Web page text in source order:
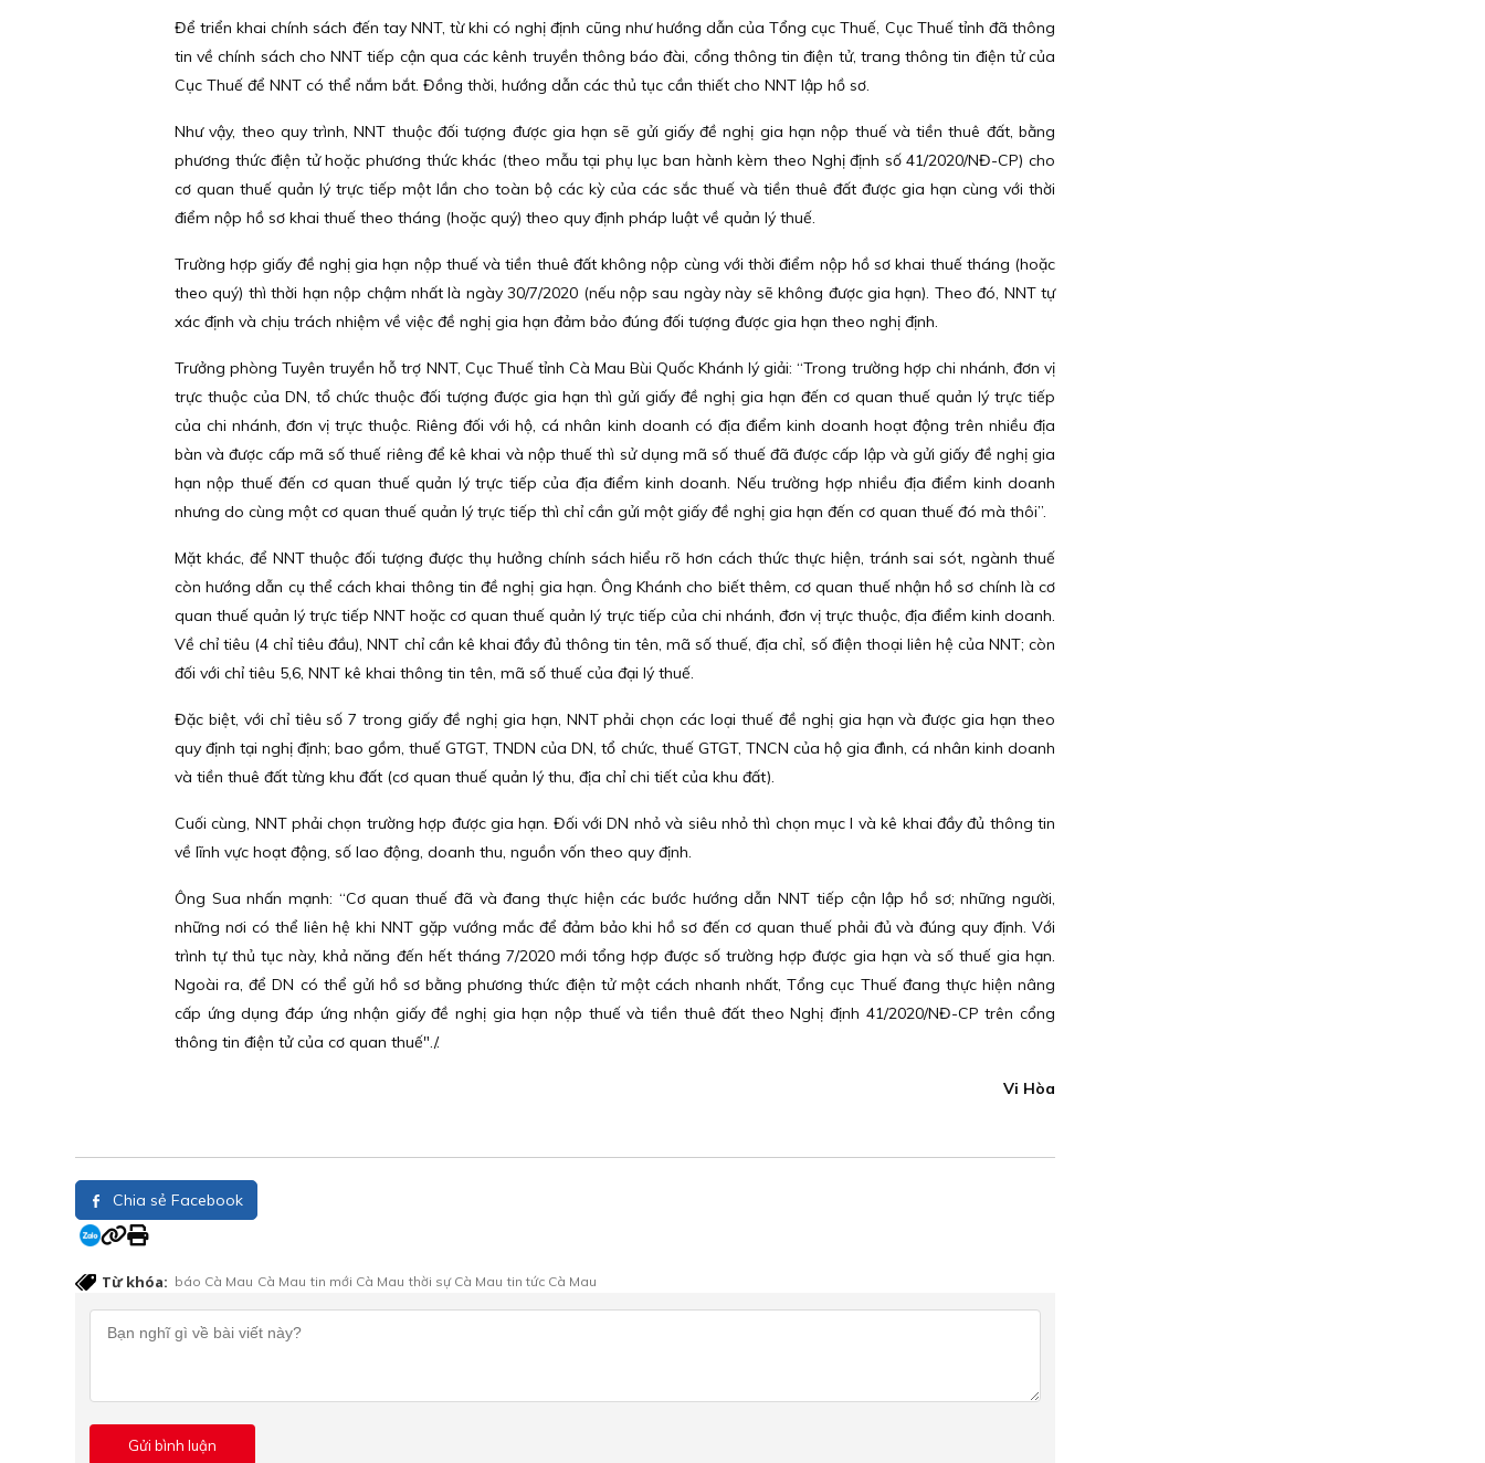
Để triển khai chính sách đến tay NNT, từ khi có nghị định cũng như hướng dẫn của Tổng cục Thuế, Cục Thuế tỉnh đã thông
tin về chính sách cho NNT tiếp cận qua các kênh truyền thông báo đài, cổng thông tin điện tử, trang thông tin điện tử của
Cục Thuế để NNT có thể nắm bắt. Đồng thời, hướng dẫn các thủ tục cần thiết cho NNT lập hồ sơ.
Như vậy, theo quy trình, NNT thuộc đối tượng được gia hạn sẽ gửi giấy đề nghị gia hạn nộp thuế và tiền thuê đất, bằng
phương thức điện tử hoặc phương thức khác (theo mẫu tại phụ lục ban hành kèm theo Nghị định số 41/2020/NĐ-CP) cho
cơ quan thuế quản lý trực tiếp một lần cho toàn bộ các kỳ của các sắc thuế và tiền thuê đất được gia hạn cùng với thời
điểm nộp hồ sơ khai thuế theo tháng (hoặc quý) theo quy định pháp luật về quản lý thuế.
Trường hợp giấy đề nghị gia hạn nộp thuế và tiền thuê đất không nộp cùng với thời điểm nộp hồ sơ khai thuế tháng (hoặc
theo quý) thì thời hạn nộp chậm nhất là ngày 30/7/2020 (nếu nộp sau ngày này sẽ không được gia hạn). Theo đó, NNT tự
xác định và chịu trách nhiệm về việc đề nghị gia hạn đảm bảo đúng đối tượng được gia hạn theo nghị định.
Trưởng phòng Tuyên truyền hỗ trợ NNT, Cục Thuế tỉnh Cà Mau Bùi Quốc Khánh lý giải: “Trong trường hợp chi nhánh, đơn vị
trực thuộc của DN, tổ chức thuộc đối tượng được gia hạn thì gửi giấy đề nghị gia hạn đến cơ quan thuế quản lý trực tiếp
của chi nhánh, đơn vị trực thuộc. Riêng đối với hộ, cá nhân kinh doanh có địa điểm kinh doanh hoạt động trên nhiều địa
bàn và được cấp mã số thuế riêng để kê khai và nộp thuế thì sử dụng mã số thuế đã được cấp lập và gửi giấy đề nghị gia
hạn nộp thuế đến cơ quan thuế quản lý trực tiếp của địa điểm kinh doanh. Nếu trường hợp nhiều địa điểm kinh doanh
nhưng do cùng một cơ quan thuế quản lý trực tiếp thì chỉ cần gửi một giấy đề nghị gia hạn đến cơ quan thuế đó mà thôi”.
Mặt khác, để NNT thuộc đối tượng được thụ hưởng chính sách hiểu rõ hơn cách thức thực hiện, tránh sai sót, ngành thuế
còn hướng dẫn cụ thể cách khai thông tin đề nghị gia hạn. Ông Khánh cho biết thêm, cơ quan thuế nhận hồ sơ chính là cơ
quan thuế quản lý trực tiếp NNT hoặc cơ quan thuế quản lý trực tiếp của chi nhánh, đơn vị trực thuộc, địa điểm kinh doanh.
Về chỉ tiêu (4 chỉ tiêu đầu), NNT chỉ cần kê khai đầy đủ thông tin tên, mã số thuế, địa chỉ, số điện thoại liên hệ của NNT; còn
đối với chỉ tiêu 5,6, NNT kê khai thông tin tên, mã số thuế của đại lý thuế.
Đặc biệt, với chỉ tiêu số 7 trong giấy đề nghị gia hạn, NNT phải chọn các loại thuế đề nghị gia hạn và được gia hạn theo
quy định tại nghị định; bao gồm, thuế GTGT, TNDN của DN, tổ chức, thuế GTGT, TNCN của hộ gia đình, cá nhân kinh doanh
và tiền thuê đất từng khu đất (cơ quan thuế quản lý thu, địa chỉ chi tiết của khu đất).
Cuối cùng, NNT phải chọn trường hợp được gia hạn. Đối với DN nhỏ và siêu nhỏ thì chọn mục I và kê khai đầy đủ thông tin
về lĩnh vực hoạt động, số lao động, doanh thu, nguồn vốn theo quy định.
Ông Sua nhấn mạnh: “Cơ quan thuế đã và đang thực hiện các bước hướng dẫn NNT tiếp cận lập hồ sơ; những người,
những nơi có thể liên hệ khi NNT gặp vướng mắc để đảm bảo khi hồ sơ đến cơ quan thuế phải đủ và đúng quy định. Với
trình tự thủ tục này, khả năng đến hết tháng 7/2020 mới tổng hợp được số trường hợp được gia hạn và số thuế gia hạn.
Ngoài ra, để DN có thể gửi hồ sơ bằng phương thức điện tử một cách nhanh nhất, Tổng cục Thuế đang thực hiện nâng
cấp ứng dụng đáp ứng nhận giấy đề nghị gia hạn nộp thuế và tiền thuê đất theo Nghị định 41/2020/NĐ-CP trên cổng
thông tin điện tử của cơ quan thuế"./.
Vi Hòa
Chia sẻ Facebook
Từ khóa: báo Cà Mau Cà Mau tin mới Cà Mau thời sự Cà Mau tin tức Cà Mau